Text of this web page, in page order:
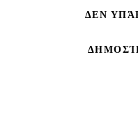
ΔΕΝ